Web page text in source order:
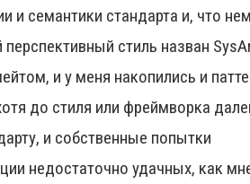
и семантики стандарта и, что
стиль назван
и у меня накопились и
до стиля или фреймворка
и собственные попытки
недостаточно удачных, как